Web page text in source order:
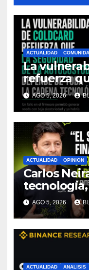
ACTUALIDAD
La
refuerza
la
toda la
afirma
AGO 5, 2026
ACTUALIDAD OPINION
Carlos
entenderla
AGO 5, 2026
ACTUALIDAD ANALISIS